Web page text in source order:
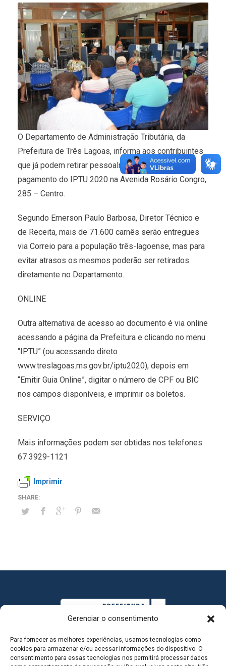
Gerenciar o consentimento
Para fornecer as melhores experiências, usamos tecnologias como
cookies para armazenar e/ou acessar informações do dispositivo. O
consentimento para essas tecnologias nos permitirá processar dados
O Departamento de Administração Tributária, da
Prefeitura de Três Lagoas, informa aos contribuintes
que já podem retirar pessoalmente os carnês para
pagamento do IPTU 2020 na Avenida Rosário Congro,
285 – Centro.
Segundo Emerson Paulo Barbosa, Diretor Técnico e
de Receita, mais de 71.600 carnês serão entregues
via Correio para a população três-lagoense, mas para
evitar atrasos os mesmos poderão ser retirados
diretamente no Departamento.
ONLINE
Outra alternativa de acesso ao documento é via online
acessando a página da Prefeitura e clicando no menu
“IPTU” (ou acessando direto
www.treslagoas.ms.gov.br/iptu2020), depois em
“Emitir Guia Online”, digitar o número de CPF ou BIC
nos campos disponíveis, e imprimir os boletos.
SERVIÇO
Mais informações podem ser obtidas nos telefones
67 3929-1121
Imprimir